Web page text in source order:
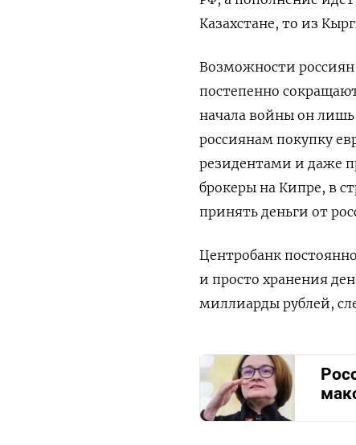
Казахстане, то из
Возможности
постепенно
начала войны он лишь
россиянам покупку
резидентами и даже
брокеры на Кипре, в
принять деньги от
Центробанк
и просто хранения
миллиарды рублей,